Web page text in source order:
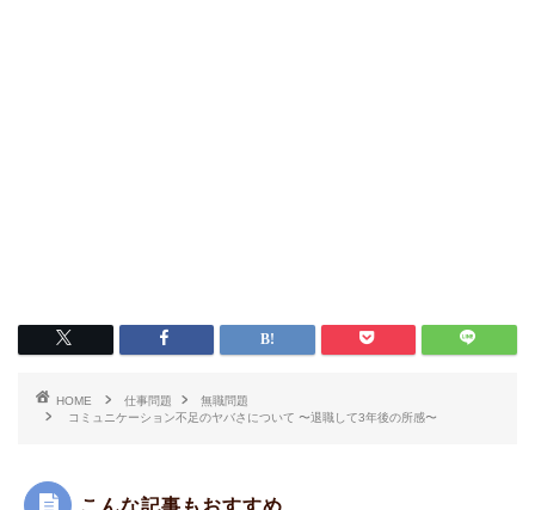
HOME 仕事問題
無職問題
コミュニケーション不足のヤバさについて 〜退職して3年後の所感〜